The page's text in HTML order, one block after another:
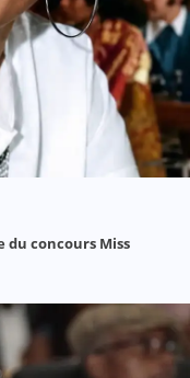
du concours Miss